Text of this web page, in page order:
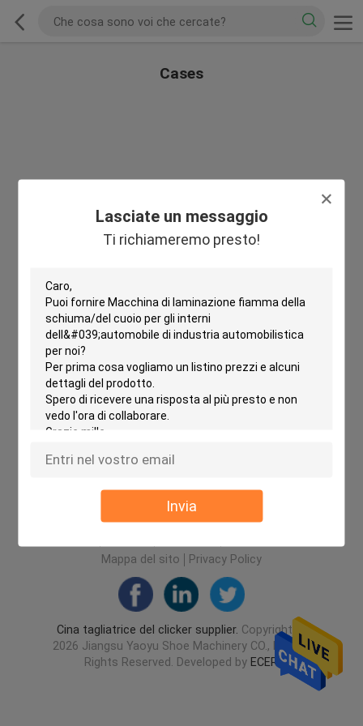
Lasciate un messaggio
Ti richiameremo presto!
Invia
Cases
Mappa del sito
Privacy Policy
Cina tagliatrice del clicker supplier. Copyright ©
2026 Jiangsu Yaoyu Shoe Machinery CO., LTD. All
Rights Reserved. Developed by ECER